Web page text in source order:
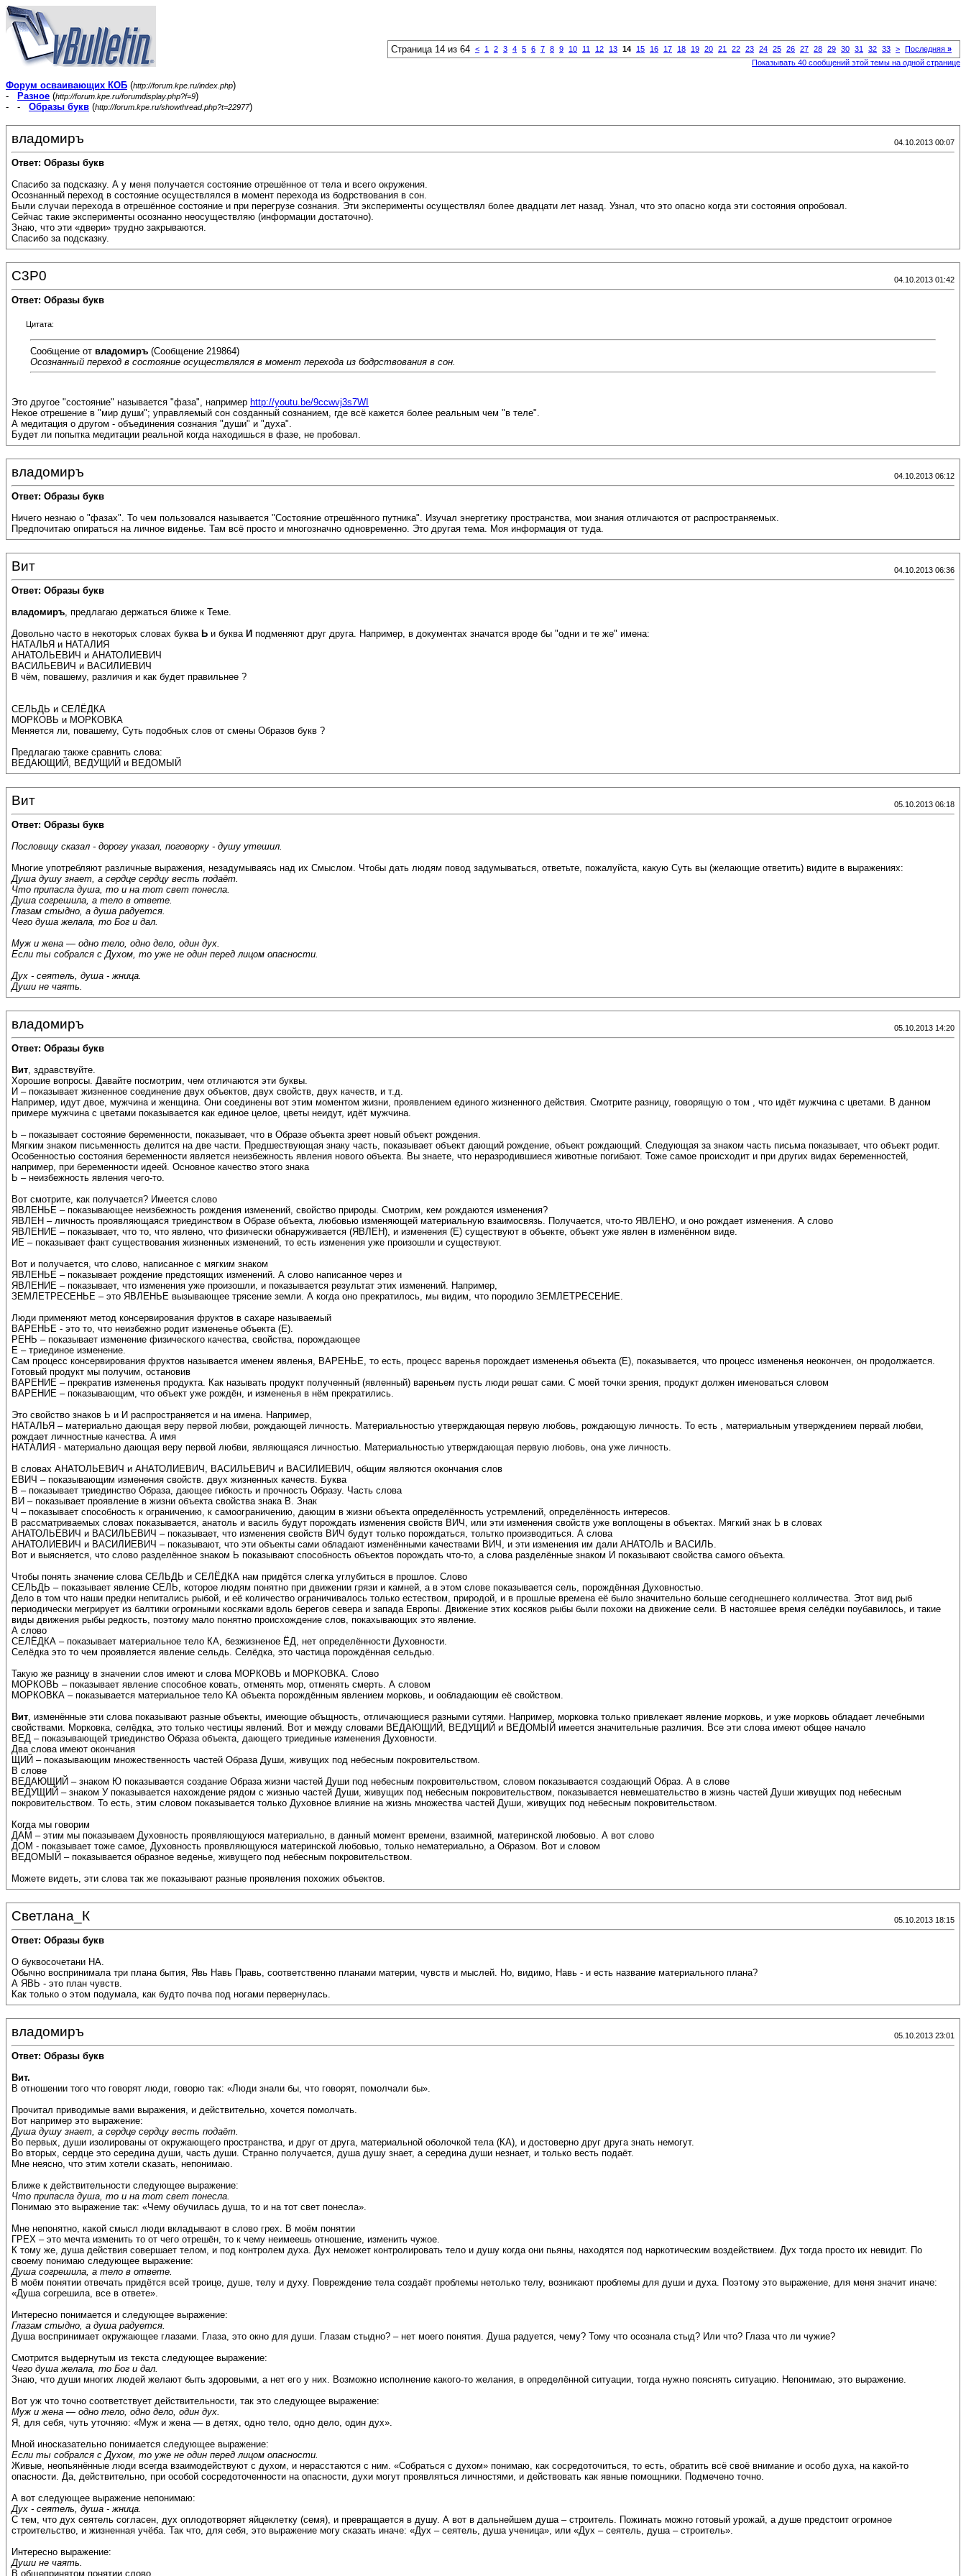
Страница 14 из 64 < 1 2 3 4 5 6 7 8 9 10 11 12 13 14 15 16 17 18 19 20 21 22 23 24 25 26 27 28 29 30 31 32 33 > Последняя »
Показывать 40 сообщений этой темы на одной странице
Форум осваивающих КОБ (http://forum.kpe.ru/index.php)
-
Разное (http://forum.kpe.ru/forumdisplay.php?f=9)
- - Образы букв (http://forum.kpe.ru/showthread.php?t=22977)
владомиръ 04.10.2013 00:07
Ответ: Образы букв
Спасибо за подсказку. А у меня получается состояние отрешённое от тела и всего окружения.
Осознанный переход в состояние осуществлялся в момент перехода из бодрствования в сон.
Были случаи перехода в отрешённое состояние и при перегрузе сознания. Эти эксперименты осуществлял более двадцати лет назад. Узнал, что это опасно когда эти состояния опробовал.
Сейчас такие эксперименты осознанно неосуществляю (информации достаточно).
Знаю, что эти «двери» трудно закрываются.
Спасибо за подсказку.
C3P0 04.10.2013 01:42
Ответ: Образы букв
Цитата:
Сообщение от владомиръ (Сообщение 219864)
Осознанный переход в состояние осуществлялся в момент перехода из бодрствования в сон.
Это другое "состояние" называется "фаза", например http://youtu.be/9ccwvj3s7WI
Некое отрешение в "мир души"; управляемый сон созданный сознанием, где всё кажется более реальным чем "в теле".
А медитация о другом - объединения сознания "души" и "духа".
Будет ли попытка медитации реальной когда находишься в фазе, не пробовал.
владомиръ 04.10.2013 06:12
Ответ: Образы букв
Ничего незнаю о "фазах". То чем пользовался называется "Состояние отрешённого путника". Изучал энергетику пространства, мои знания отличаются от распространяемых.
Предпочитаю опираться на личное виденье. Там всё просто и многозначно одновременно. Это другая тема. Моя информация от туда.
Вит 04.10.2013 06:36
Ответ: Образы букв
владомиръ, предлагаю держаться ближе к Теме.
Довольно часто в некоторых словах буква Ь и буква И подменяют друг друга. Например, в документах значатся вроде бы "одни и те же" имена:
НАТАЛЬЯ и НАТАЛИЯ
АНАТОЛЬЕВИЧ и АНАТОЛИЕВИЧ
ВАСИЛЬЕВИЧ и ВАСИЛИЕВИЧ
В чём, повашему, различия и как будет правильнее ?
СЕЛЬДЬ и СЕЛЁДКА
МОРКОВЬ и МОРКОВКА
Меняется ли, повашему, Суть подобных слов от смены Образов букв ?
Предлагаю также сравнить слова:
ВЕДАЮЩИЙ, ВЕДУЩИЙ и ВЕДОМЫЙ
Вит 05.10.2013 06:18
Ответ: Образы букв
Пословицу сказал - дорогу указал, поговорку - душу утешил.
Многие употребляют различные выражения, незадумываясь над их Смыслом. Чтобы дать людям повод задумываться, ответьте, пожалуйста, какую Суть вы (желающие ответить) видите в выражениях:
Душа душу знает, а сердце сердцу весть подаёт.
Что припасла душа, то и на тот свет понесла.
Душа согрешила, а тело в ответе.
Глазам стыдно, а душа радуется.
Чего душа желала, то Бог и дал.
Муж и жена — одно тело, одно дело, один дух.
Если ты собрался с Духом, то уже не один перед лицом опасности.
Дух - сеятель, душа - жница.
Души не чаять.
владомиръ 05.10.2013 14:20
Ответ: Образы букв
Вит, здравствуйте.
Хорошие вопросы. Давайте посмотрим, чем отличаются эти буквы.
И – показывает жизненное соединение двух объектов, двух свойств, двух качеств, и т.д.
Например, идут двое, мужчина и женщина. Они соединены вот этим моментом жизни, проявлением единого жизненного действия. Смотрите разницу, говорящую о том , что идёт мужчина с цветами. В данном
примере мужчина с цветами показывается как единое целое, цветы неидут, идёт мужчина.
Ь – показывает состояние беременности, показывает, что в Образе объекта зреет новый объект рождения.
Мягким знаком письменность делится на две части. Предшествующая знаку часть, показывает объект дающий рождение, объект рождающий. Следующая за знаком часть письма показывает, что объект родит.
Особенностью состояния беременности является неизбежность явления нового объекта. Вы знаете, что неразродившиеся животные погибают. Тоже самое происходит и при других видах беременностей,
например, при беременности идеей. Основное качество этого знака
Ь – неизбежность явления чего-то.
Вот смотрите, как получается? Имеется слово
ЯВЛЕНЬЕ – показывающее неизбежность рождения изменений, свойство природы. Смотрим, кем рождаются изменения?
ЯВЛЕН – личность проявляющаяся триединством в Образе объекта, любовью изменяющей материальную взаимосвязь. Получается, что-то ЯВЛЕНО, и оно рождает изменения. А слово
ЯВЛЕНИЕ – показывает, что то, что явлено, что физически обнаруживается (ЯВЛЕН), и изменения (Е) существуют в объекте, объект уже явлен в изменённом виде.
ИЕ – показывает факт существования жизненных изменений, то есть изменения уже произошли и существуют.
Вот и получается, что слово, написанное с мягким знаком
ЯВЛЕНЬЕ – показывает рождение предстоящих изменений. А слово написанное через и
ЯВЛЕНИЕ – показывает, что изменения уже произошли, и показывается результат этих изменений. Например,
ЗЕМЛЕТРЕСЕНЬЕ – это ЯВЛЕНЬЕ вызывающее трясение земли. А когда оно прекратилось, мы видим, что породило ЗЕМЛЕТРЕСЕНИЕ.
Люди применяют метод консервирования фруктов в сахаре называемый
ВАРЕНЬЕ - это то, что неизбежно родит измененье объекта (Е).
РЕНЬ – показывает изменение физического качества, свойства, порождающее
Е – триединое изменение.
Сам процесс консервирования фруктов называется именем явленья, ВАРЕНЬЕ, то есть, процесс варенья порождает измененья объекта (Е), показывается, что процесс измененья неокончен, он продолжается.
Готовый продукт мы получим, остановив
ВАРЕНИЕ – прекратив измененья продукта. Как называть продукт полученный (явленный) вареньем пусть люди решат сами. С моей точки зрения, продукт должен именоваться словом
ВАРЕНИЕ – показывающим, что объект уже рождён, и измененья в нём прекратились.
Это свойство знаков Ь и И распространяется и на имена. Например,
НАТАЛЬЯ – материально дающая веру первой любви, рождающей личность. Материальностью утверждающая первую любовь, рождающую личность. То есть , материальным утверждением первай любви,
рождает личностные качества. А имя
НАТАЛИЯ - материально дающая веру первой любви, являющаяся личностью. Материальностью утверждающая первую любовь, она уже личность.
В словах АНАТОЛЬЕВИЧ и АНАТОЛИЕВИЧ, ВАСИЛЬЕВИЧ и ВАСИЛИЕВИЧ, общим являются окончания слов
ЕВИЧ – показывающим изменения свойств. двух жизненных качеств. Буква
В – показывает триединство Образа, дающее гибкость и прочность Образу. Часть слова
ВИ – показывает проявление в жизни объекта свойства знака В. Знак
Ч – показывает способность к ограничению, к самоограничению, дающим в жизни объекта определённость устремлений, определённость интересов.
В рассматриваемых словах показывается, анатоль и василь будут порождать изменения свойств ВИЧ, или эти изменения свойств уже воплощены в объектах. Мягкий знак Ь в словах
АНАТОЛЬЕВИЧ и ВАСИЛЬЕВИЧ – показывает, что изменения свойств ВИЧ будут только порождаться, тольтко производиться. А слова
АНАТОЛИЕВИЧ и ВАСИЛИЕВИЧ – показывают, что эти объекты сами обладают изменёнными качествами ВИЧ, и эти изменения им дали АНАТОЛЬ и ВАСИЛЬ.
Вот и выясняется, что слово разделённое знаком Ь показывают способность объектов порождать что-то, а слова разделённые знаком И показывают свойства самого объекта.
Чтобы понять значение слова СЕЛЬДЬ и СЕЛЁДКА нам придётся слегка углубиться в прошлое. Слово
СЕЛЬДЬ – показывает явление СЕЛЬ, которое людям понятно при движении грязи и камней, а в этом слове показывается сель, порождённая Духовностью.
Дело в том что наши предки непитались рыбой, и её количество ограничивалось только естеством, природой, и в прошлые времена её было значительно больше сегоднешнего колличества. Этот вид рыб
периодически мегрирует из балтики огромными косяками вдоль берегов севера и запада Европы. Движение этих косяков рыбы были похожи на движение сели. В настояшее время селёдки поубавилось, и такие
виды движения рыбы редкость, поэтому мало понятно происхождение слов, покахывающих это явление.
А слово
СЕЛЁДКА – показывает материальное тело КА, безжизненое ЁД, нет определённости Духовности.
Селёдка это то чем проявляется явление сельдь. Селёдка, это частица порождённая сельдью.
Такую же разницу в значении слов имеют и слова МОРКОВЬ и МОРКОВКА. Слово
МОРКОВЬ – показывает явление способное ковать, отменять мор, отменять смерть. А словом
МОРКОВКА – показывается материальное тело КА объекта порождённым явлением морковь, и ообладающим её свойством.
Вит, изменённые эти слова показывают разные объекты, имеющие объщность, отличающиеся разными сутями. Например, морковка только привлекает явление морковь, и уже морковь обладает лечебными
свойствами. Морковка, селёдка, это только честицы явлений. Вот и между словами ВЕДАЮЩИЙ, ВЕДУЩИЙ и ВЕДОМЫЙ имеется значительные различия. Все эти слова имеют общее начало
ВЕД – показывающей триединство Образа объекта, дающего триединые изменения Духовности.
Два слова имеют окончания
ЩИЙ – показывающим множественность частей Образа Души, живущих под небесным покровительством.
В слове
ВЕДАЮЩИЙ – знаком Ю показывается создание Образа жизни частей Души под небесным покровительством, словом показывается создающий Образ. А в слове
ВЕДУЩИЙ – знаком У показывается нахождение рядом с жизнью частей Души, живущих под небесным покровительством, показывается невмешательство в жизнь частей Души живущих под небесным
покровительством. То есть, этим словом показывается только Духовное влияние на жизнь множества частей Души, живущих под небесным покровительством.
Когда мы говорим
ДАМ – этим мы показываем Духовность проявляющуюся материально, в данный момент времени, взаимной, материнской любовью. А вот слово
ДОМ - показывает тоже самое, Духовность проявляющуюся материнской любовью, только нематериально, а Образом. Вот и словом
ВЕДОМЫЙ – показывается образное веденье, живущего под небесным покровительством.
Можете видеть, эти слова так же показывают разные проявления похожих объектов.
Светлана_К 05.10.2013 18:15
Ответ: Образы букв
О буквосочетани НА.
Обычно воспринимала три плана бытия, Явь Навь Правь, соответственно планами материи, чувств и мыслей. Но, видимо, Навь - и есть название материального плана?
А ЯВЬ - это план чувств.
Как только о этом подумала, как будто почва под ногами первернулась.
владомиръ 05.10.2013 23:01
Ответ: Образы букв
Вит.
В отношении того что говорят люди, говорю так: «Люди знали бы, что говорят, помолчали бы».
Прочитал приводимые вами выражения, и действительно, хочется помолчать.
Вот например это выражение:
Душа душу знает, а сердце сердцу весть подаёт.
Во первых, души изолированы от окружающего пространства, и друг от друга, материальной оболочкой тела (КА), и достоверно друг друга знать немогут.
Во вторых, сердце это середина души, часть души. Странно получается, душа душу знает, а середина души незнает, и только весть подаёт.
Мне неясно, что этим хотели сказать, непонимаю.
Ближе к действительности следующее выражение:
Что припасла душа, то и на тот свет понесла.
Понимаю это выражение так: «Чему обучилась душа, то и на тот свет понесла».
Мне непонятно, какой смысл люди вкладывают в слово грех. В моём понятии
ГРЕХ – это мечта изменить то от чего отрешён, то к чему неимеешь отношение, изменить чужое.
К тому же, душа действия совершает телом, и под контролем духа. Дух неможет контролировать тело и душу когда они пьяны, находятся под наркотическим воздействием. Дух тогда просто их невидит. По
своему понимаю следующее выражение:
Душа согрешила, а тело в ответе.
В моём понятии отвечать придётся всей троице, душе, телу и духу. Повреждение тела создаёт проблемы нетолько телу, возникают проблемы для души и духа. Поэтому это выражение, для меня значит иначе:
«Душа согрешила, все в ответе».
Интересно понимается и следующее выражение:
Глазам стыдно, а душа радуется.
Душа воспринимает окружающее глазами. Глаза, это окно для души. Глазам стыдно? – нет моего понятия. Душа радуется, чему? Тому что осознала стыд? Или что? Глаза что ли чужие?
Смотрится выдернутым из текста следующее выражение:
Чего душа желала, то Бог и дал.
Знаю, что души многих людей желают быть здоровыми, а нет его у них. Возможно исполнение какого-то желания, в определённой ситуации, тогда нужно пояснять ситуацию. Непонимаю, это выражение.
Вот уж что точно соответствует действительности, так это следующее выражение:
Муж и жена — одно тело, одно дело, один дух.
Я, для себя, чуть уточняю: «Муж и жена — в детях, одно тело, одно дело, один дух».
Мной иносказательно понимается следующее выражение:
Если ты собрался с Духом, то уже не один перед лицом опасности.
Живые, неопьянённые люди всегда взаимодействуют с духом, и нерасстаются с ним. «Собраться с духом» понимаю, как сосредоточиться, то есть, обратить всё своё внимание и особо духа, на какой-то
опасности. Да, действительно, при особой сосредоточенности на опасности, духи могут проявляться личностями, и действовать как явные помощники. Подмечено точно.
А вот следующее выражение непонимаю:
Дух - сеятель, душа - жница.
С тем, что дух сеятель согласен, дух оплодотворяет яйцеклетку (семя), и превращается в душу. А вот в дальнейшем душа – строитель. Пожинать можно готовый урожай, а душе предстоит огромное
строительство, и жизненная учёба. Так что, для себя, это выражение могу сказать иначе: «Дух – сеятель, душа ученица», или «Дух – сеятель, душа – строитель».
Интересно выражение:
Души не чаять.
В общепринятом понятии слово